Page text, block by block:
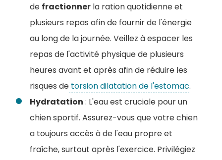
de fractionner la ration quotidienne et
plusieurs repas afin de fournir de l'énergie
au long de la journée. Veillez à espacer les
repas de l'activité physique de plusieurs
heures avant et après afin de réduire les
risques de torsion dilatation de l'estomac.
Hydratation : L'eau est cruciale pour un
chien sportif. Assurez-vous que votre chien
a toujours accès à de l'eau propre et
fraîche, surtout après l'exercice. Privilégiez